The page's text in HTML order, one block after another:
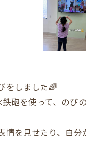
をしました🌈
砲を使って、のび
情を見せたり、自